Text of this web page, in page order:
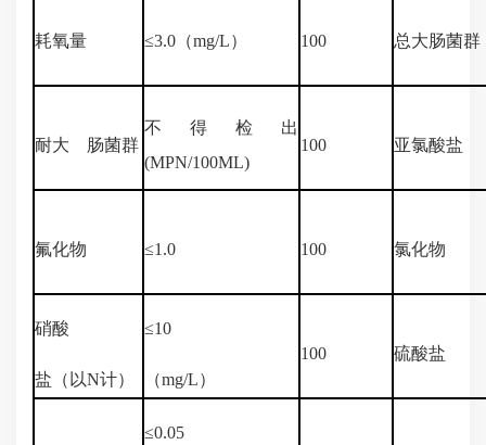
耗氧量 ≤3.0（mg/L） 100 总大肠菌群
耐大 肠菌群
不得检出
(MPN/100ML)
100 亚氯酸盐
氟化物 ≤1.0 100 氯化物
硝酸
盐（以N计）
≤10
（mg/L）
100 硫酸盐
≤0.05